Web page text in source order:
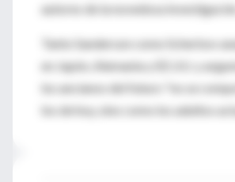
autores de la novedosa investigación.
Tanto Sanderson como Scherbov
en Japón, Alemania y EE.UU. y
los ancianos del futuro "no se
los de hoy, sino como los adultos